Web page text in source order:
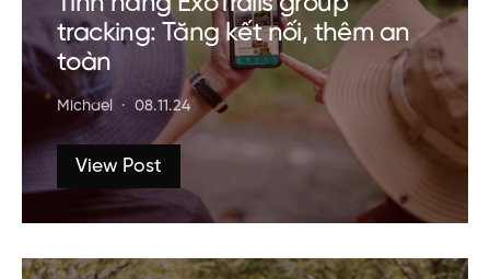
tracking: Tăng kết nối, thêm an
toàn
Michael 08.11.24
View Post